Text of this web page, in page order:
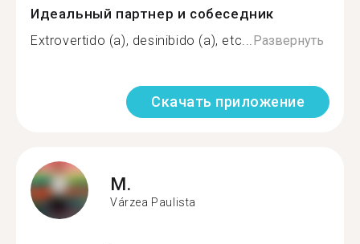
Идеальный партнер и собеседник
Extrovertido (a), desinibido (a), etc... Развернуть
Скачать приложение
M.
Várzea Paulista